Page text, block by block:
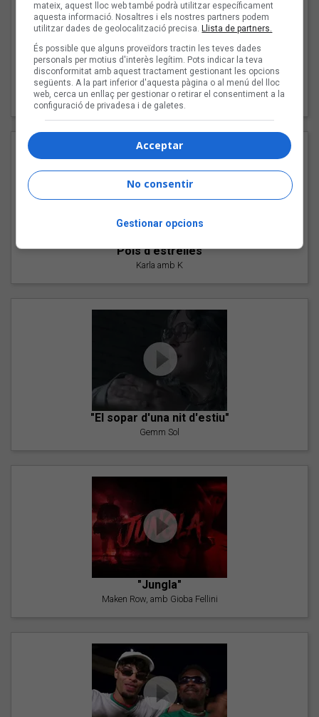
"Les cabres"
94 Rules amb Compte
"Pols d'estrelles"
Karla amb K
"El sopar d'una nit d'estiu"
Gemm Sol
"Jungla"
Maken Row, amb Gioba Fellini
mateix, aquest lloc web també podrà utilitzar específicament
aquesta informació. Nosaltres i els nostres partners podem
utilitzar dades de geolocalització precisa. Llista de partners.
És possible que alguns proveïdors tractin les teves dades
personals per motius d'interès legítim. Pots indicar la teva
disconformitat amb aquest tractament gestionant les opcions
següents. A la part inferior d'aquesta pàgina o al menú del lloc
web, cerca un enllaç per gestionar o retirar el consentiment a la
configuració de privadesa i de galetes.
Acceptar
No consentir
Gestionar opcions